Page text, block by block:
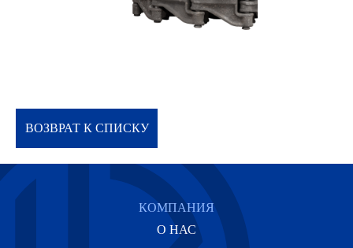
ВОЗВРАТ К СПИСКУ
КОМПАНИЯ
О НАС